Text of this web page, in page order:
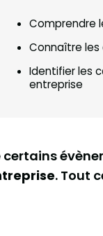
Comprendre
Connaître
Identifier les
entreprise
. Tout